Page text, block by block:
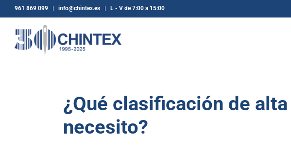
Saltar
al
contenido
961 869 099 | info@chintex.es | L - V de 7:00 a 15:00
¿Qué clasificación de
necesito?